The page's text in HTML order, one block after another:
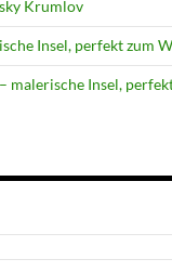
Krumlov
Insel, perfekt zum
malerische Insel,